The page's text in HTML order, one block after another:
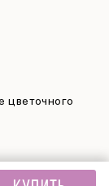
цветочного